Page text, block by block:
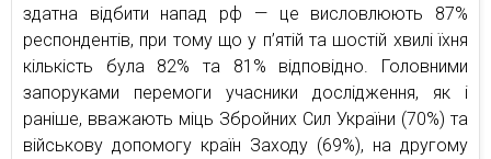
здатна відбити напад рф — це висловлюють 87%
респондентів, при тому що у п’ятій та шостій хвилі їхня
кількість була 82% та 81% відповідно. Головними
запоруками перемоги учасники дослідження, як і
раніше, вважають міць Збройних Сил України (70%) та
військову допомогу країн Заходу (69%), на другому